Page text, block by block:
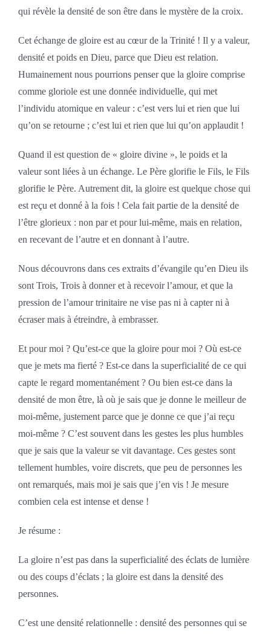
qui révèle la densité de son être dans le mystère de la croix.
Cet échange de gloire est au cœur de la Trinité ! Il y a valeur,
densité et poids en Dieu, parce que Dieu est relation.
Humainement nous pourrions penser que la gloire comprise
comme gloriole est une donnée individuelle, qui met
l’individu atomique en valeur : c’est vers lui et rien que lui
qu’on se retourne ; c’est lui et rien que lui qu’on applaudit !
Quand il est question de « gloire divine », le poids et la
valeur sont liées à un échange. Le Père glorifie le Fils, le Fils
glorifie le Père. Autrement dit, la gloire est quelque chose qui
est reçu et donné à la fois ! Cela fait partie de la densité de
l’être glorieux : non par et pour lui-même, mais en relation,
en recevant de l’autre et en donnant à l’autre.
Nous découvrons dans ces extraits d’évangile qu’en Dieu ils
sont Trois, Trois à donner et à recevoir l’amour, et que la
pression de l’amour trinitaire ne vise pas ni à capter ni à
écraser mais à étreindre, à embrasser.
Et pour moi ? Qu’est-ce que la gloire pour moi ? Où est-ce
que je mets ma fierté ? Est-ce dans la superficialité de ce qui
capte le regard momentanément ? Ou bien est-ce dans la
densité de mon être, là où je sais que je donne le meilleur de
moi-même, justement parce que je donne ce que j’ai reçu
moi-même ? C’est souvent dans les gestes les plus humbles
que je sais que la valeur se vit davantage. Ces gestes sont
tellement humbles, voire discrets, que peu de personnes les
ont remarqués, mais moi je sais que j’en vis ! Je mesure
combien cela est intense et dense !
Je résume :
La gloire n’est pas dans la superficialité des éclats de lumière
ou des coups d’éclats ; la gloire est dans la densité des
personnes.
C’est une densité relationnelle : densité des personnes qui se